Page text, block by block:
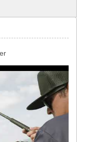
Okuma Cedros